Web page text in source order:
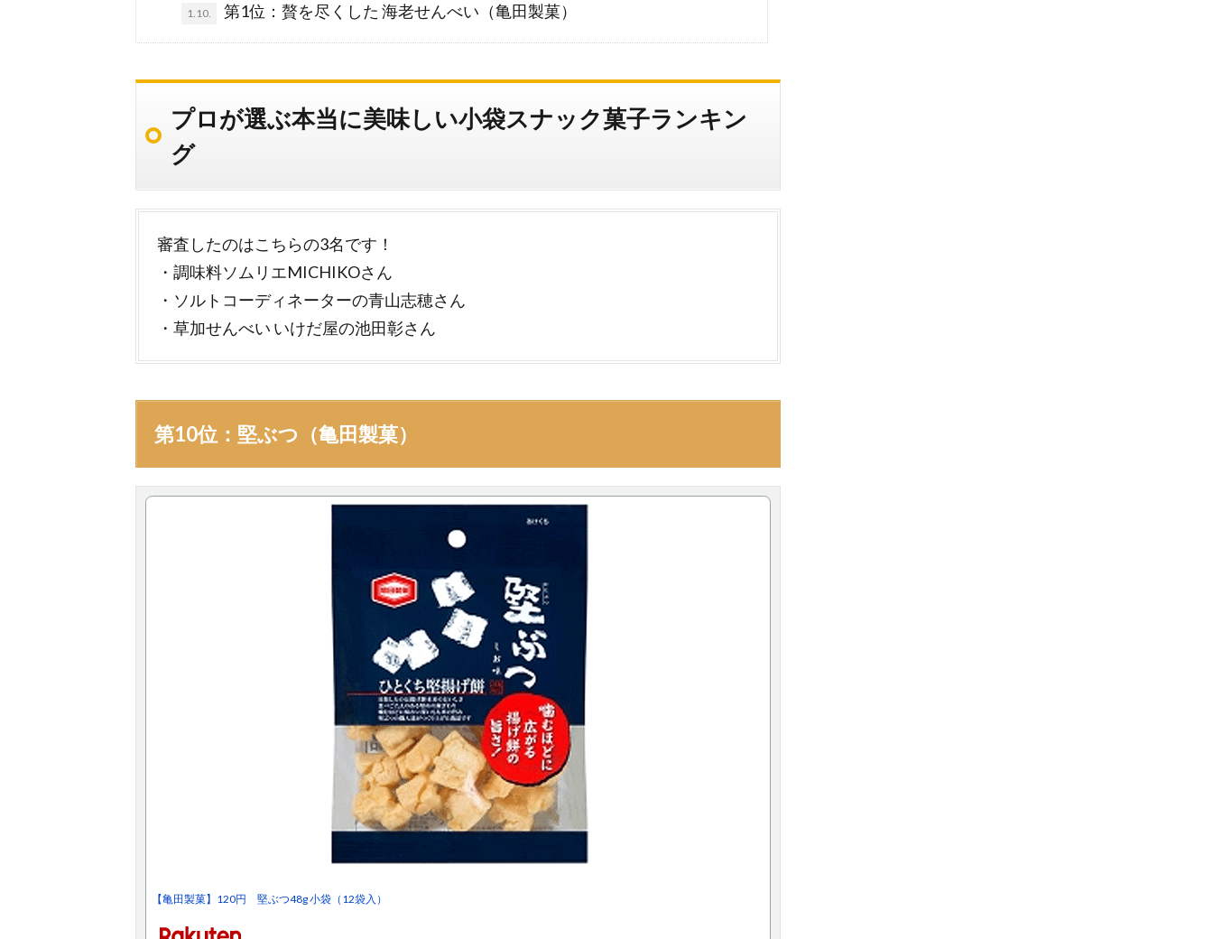
1.10. 第1位：贅を尽くした 海老せんべい（亀田製菓）
プロが選ぶ本当に美味しい小袋スナック菓子ランキン
グ
審査したのはこちらの3名です！
・調味料ソムリエMICHIKOさん
・ソルトコーディネーターの青山志穂さん
・草加せんべい いけだ屋の池田彰さん
第10位：堅ぶつ（亀田製菓）
【亀田製菓】120円 堅ぶつ48g 小袋（12袋入）